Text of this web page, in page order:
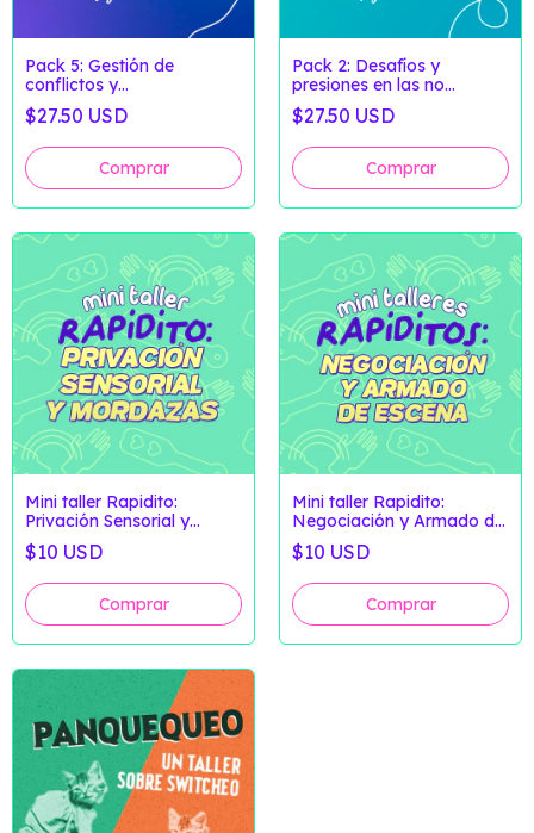
Pack 5: Gestión de
conflictos y
antipunitivismo - Fugas
Críticas
$27.50 USD
Pack 2: Desafíos y
presiones en las no
monogamias - Fugas
Críticas
$27.50 USD
Mini taller Rapidito:
Privación Sensorial y
Mordazas (Clase
Grabada)
$10 USD
Mini taller Rapidito:
Negociación y Armado de
Escena (Clase Grabada)
$10 USD